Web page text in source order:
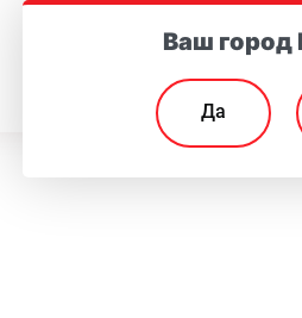
Ваш город
Да